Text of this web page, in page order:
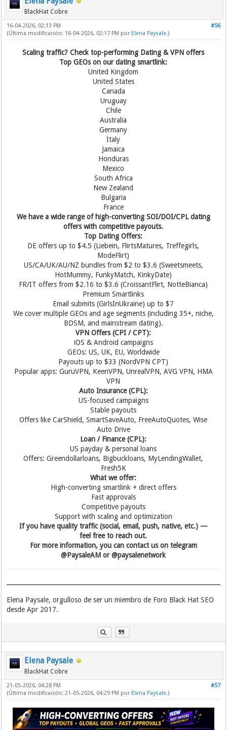
BlackHat Cobre
#56
16-04-2026, 02:13 PM
(Última modificación: 16-04-2026, 02:17 PM por Elena Paysale.)
Scaling traffic? Check top-performing Dating & VPN offers
Top GEOs on our dating smartlink:
United Kingdom
United States
Canada
Uruguay
Chile
Australia
Germany
Italy
Jamaica
Honduras
Mexico
South Africa
New Zealand
Bulgaria
France
We have a wide range of high-converting SOI/DOI/CPL dating
offers with competitive payouts.
Top Dating Offers:
DE offers up to $4.5 (Liebein, FlirtsMatures, Treffegirls,
ModeFlirt)
US/CA/UK/AU/NZ bundles from $2 to $3.6 (Sweetsmeets,
HotMummy, FunkyMatch, KinkyDate)
FR/IT offers from $2.16 to $3.6 (CroissantFlirt, NotteBianca)
Premium Smartlinks
Email submits (GirlsInUkraine) up to $7
We cover multiple GEOs and age segments (including 35+, niche,
BDSM, and mainstream dating).
VPN Offers (CPI / CPT):
iOS & Android campaigns
GEOs: US, UK, EU, Worldwide
Payouts up to $33 (NordVPN CPT)
Popular apps: GuruVPN, KeenVPN, UnrealVPN, AVG VPN, HMA
VPN
Auto Insurance (CPL):
US-focused campaigns
Stable payouts
Offers like CarShield, SmartSaveAuto, FreeAutoQuotes, Wise
Auto Drive
Loan / Finance (CPL):
US payday & personal loans
Offers: Greendollarloans, Bigbuckloans, MyLendingWallet,
Fresh5K
What we offer:
High-converting smartlink + direct offers
Fast approvals
Competitive payouts
Support with scaling and optimization
If you have quality traffic (social, email, push, native, etc.) —
feel free to reach out.
For more information, you can contact us on telegram
@PaysaleAM or @paysalenetwork
Elena Paysale, orgulloso de ser un miembro de Foro Black Hat SEO
desde Apr 2017.
Elena Paysale
BlackHat Cobre
#57
21-05-2026, 04:28 PM
(Última modificación: 21-05-2026, 04:29 PM por Elena Paysale.)